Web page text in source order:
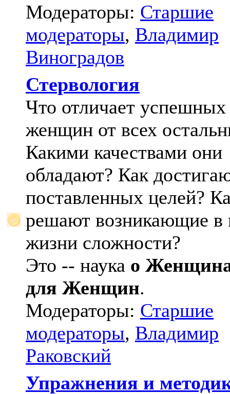
Модераторы: Старшие
модераторы, Владимир
Виноградов
Стервология
Что отличает успешных
женщин от всех
Какими качествами они
обладают? Как
поставленных целей?
решают возникающие в
жизни сложности?
Это -- наука о
для Женщин.
Модераторы: Старшие
модераторы, Владимир
Раковский
Упражнения и